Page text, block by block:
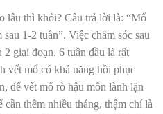
lâu thì khỏi? Câu trả lời là: “Mổ
1-2 tuần”. Việc chăm sóc sau
giai đoạn. 6 tuần đầu là rất
vết mổ có khả năng hồi phục
để vết mổ rò hậu môn lành lặn
thêm nhiều tháng, thậm chí là